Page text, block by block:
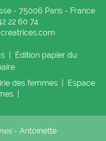
- 75006 Paris - France
22 60 74
|
Édition papier du
des femmes
Espace
- Antoinette